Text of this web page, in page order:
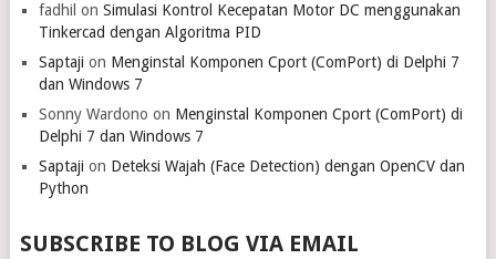
fadhil on Simulasi Kontrol Kecepatan Motor DC menggunakan
Tinkercad dengan Algoritma PID
Saptaji on Menginstal Komponen Cport (ComPort) di Delphi 7
dan Windows 7
Sonny Wardono on Menginstal Komponen Cport (ComPort) di
Delphi 7 dan Windows 7
Saptaji on Deteksi Wajah (Face Detection) dengan OpenCV dan
Python
SUBSCRIBE TO BLOG VIA EMAIL